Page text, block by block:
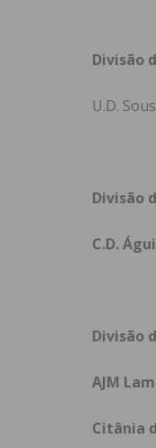
Divisão
U.D.
Divisão
C.D.
Divisão
AJM
Citânia